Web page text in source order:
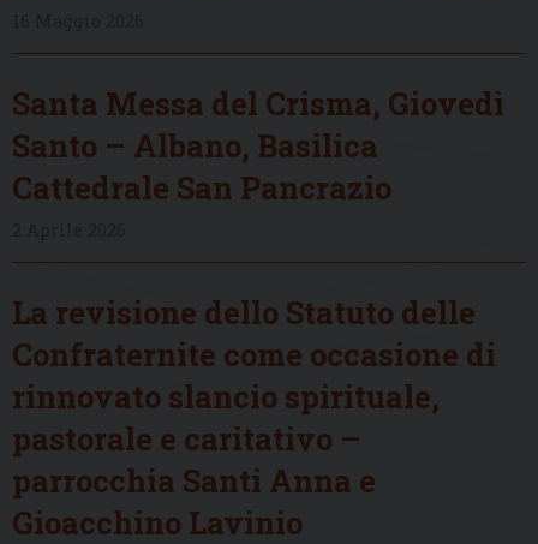
Santa Messa del Crisma, Giovedì
Santo – Albano, Basilica
Cattedrale San Pancrazio
La revisione dello Statuto delle
Confraternite come occasione di
rinnovato slancio spirituale,
pastorale e caritativo –
parrocchia Santi Anna e
Gioacchino Lavinio